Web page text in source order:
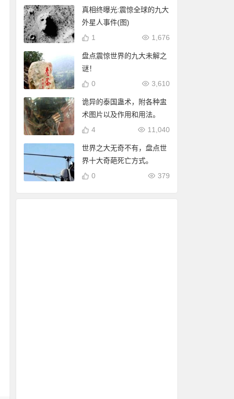
真相终曝光:震惊全球的九大
外星人事件(图)
1,676
1
盘点震惊世界的九大未解之
谜！
3,610
0
诡异的泰国蛊术，附各种盅
术图片以及作用和用法。
11,040
4
世界之大无奇不有，盘点世
界十大奇葩死亡方式。
379
0